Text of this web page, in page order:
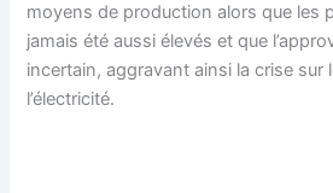
moyens de production alors que les
jamais été aussi élevés et que
incertain, aggravant ainsi la crise sur
l’électricité.